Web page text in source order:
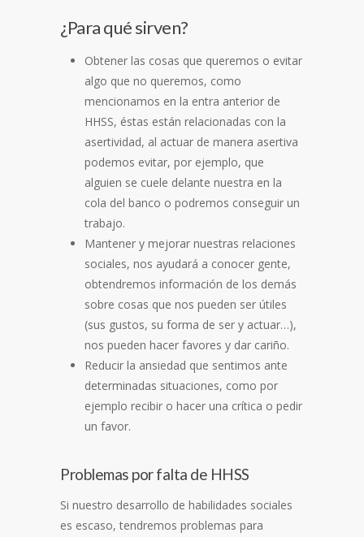
¿Para qué sirven?
Obtener las cosas que queremos o evitar
algo que no queremos, como
mencionamos en la entra anterior de
HHSS, éstas están relacionadas con la
asertividad, al actuar de manera asertiva
podemos evitar, por ejemplo, que
alguien se cuele delante nuestra en la
cola del banco o podremos conseguir un
trabajo.
Mantener y mejorar nuestras relaciones
sociales, nos ayudará a conocer gente,
obtendremos información de los demás
sobre cosas que nos pueden ser útiles
(sus gustos, su forma de ser y actuar…),
nos pueden hacer favores y dar cariño.
Reducir la ansiedad que sentimos ante
determinadas situaciones, como por
ejemplo recibir o hacer una crítica o pedir
un favor.
Problemas por falta de HHSS
Si nuestro desarrollo de habilidades sociales
es escaso, tendremos problemas para